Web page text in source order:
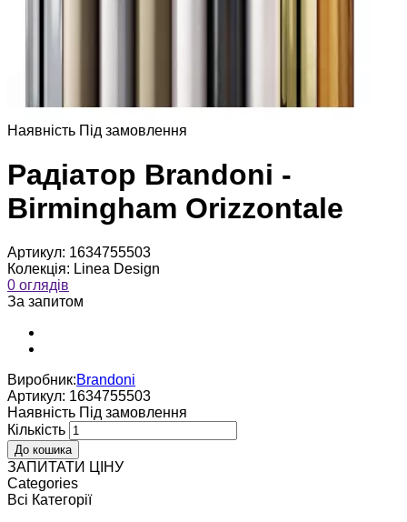
Наявнiсть Пiд замовлення
Радіатор Brandoni -
Birmingham Orizzontale
Артикул: 1634755503
Колекція: Linea Design
0 оглядів
За запитом
Виробник:Brandoni
Артикул: 1634755503
Наявнiсть Пiд замовлення
Кількість
ЗАПИТАТИ ЦІНУ
Categories
Всі Категорії